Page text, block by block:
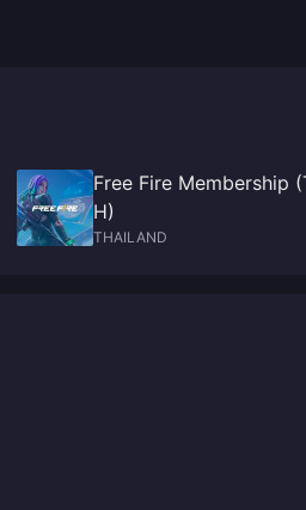
Free Fire Membership
H)
THAILAND